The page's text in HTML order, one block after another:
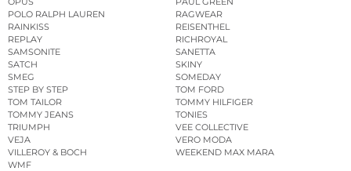
POLO RALPH LAUREN
RAGWEAR
RAINKISS
REISENTHEL
REPLAY
RICHROYAL
SAMSONITE
SANETTA
SATCH
SKINY
SMEG
SOMEDAY
STEP BY STEP
TOM FORD
TOM TAILOR
TOMMY HILFIGER
TOMMY JEANS
TONIES
TRIUMPH
VEE COLLECTIVE
VEJA
VERO MODA
VILLEROY & BOCH
WEEKEND MAX MARA
WMF